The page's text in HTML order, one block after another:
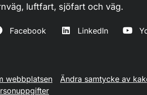
luftfart, sjöfart och väg.
Facebook LinkedIn
webbplatsen Ändra samtycke av